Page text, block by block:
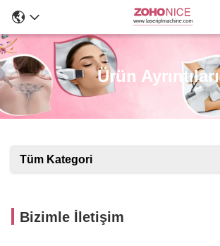
Ürün Ayrıntıları
Tüm Kategori
Bizimle İletişim